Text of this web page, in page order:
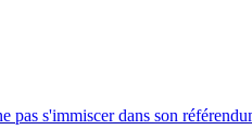
s'immiscer dans son